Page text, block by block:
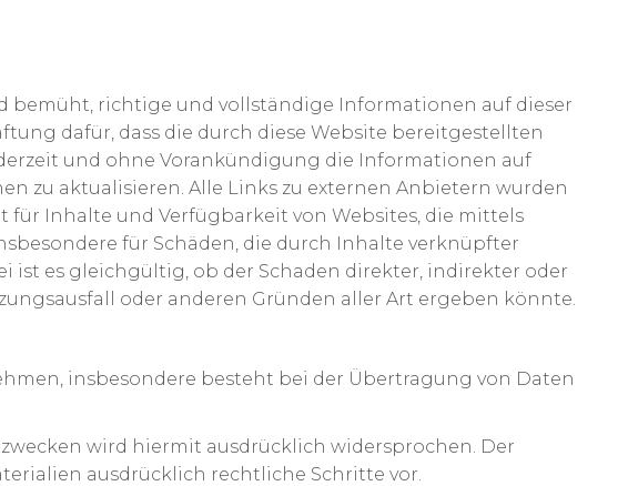
bemüht, richtige und vollständige Informationen auf dieser
dafür, dass die durch diese Website bereitgestellten
und ohne Vorankündigung die Informationen auf
zu aktualisieren. Alle Links zu externen Anbietern wurden
Inhalte und Verfügbarkeit von Websites, die mittels
für Schäden, die durch Inhalte verknüpfter
ist es gleichgültig, ob der Schaden direkter, indirekter oder
oder anderen Gründen aller Art ergeben könnte.
insbesondere besteht bei der Übertragung von Daten
wird hiermit ausdrücklich widersprochen. Der
ausdrücklich rechtliche Schritte vor.